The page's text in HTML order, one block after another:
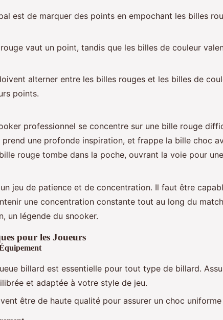
est de marquer des points en empochant les billes
vaut un point, tandis que les billes de couleur
alterner entre les billes rouges et les billes de
points.
professionnel se concentre sur une bille rouge
prend une profonde inspiration, et frappe la bille choc
rouge tombe dans la poche, ouvrant la voie pour
jeu de patience et de concentration. Il faut être
une concentration constante tout au long du
un légende du snooker.
pour les Joueurs
billard est essentielle pour tout type de billard.
et adaptée à votre style de jeu.
être de haute qualité pour assurer un choc